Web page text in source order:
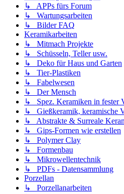
↳ APPs fürs Forum
↳ Wartungsarbeiten
↳ Bilder FAQ
Keramikarbeiten
↳ Mitmach Projekte
↳ Schüsseln, Teller usw.
↳ Deko für Haus und Garten
↳ Tier-Plastiken
↳ Fabelwesen
↳ Der Mensch
↳ Spez. Keramiken in fester
↳ Gießkeramik, keramische
↳ Abstrakte & Surreale
↳ Gips-Formen wie erstellen
↳ Polymer Clay
↳ Formenbau
↳ Mikrowellentechnik
↳ PDFs - Datensammlung
Porzellan
↳ Porzellanarbeiten